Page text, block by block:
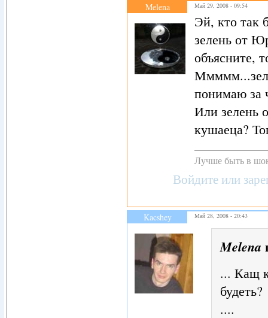
Melena Май 29, 2008 - 09:54
Эй, кто так
зелень от
объясните,
понимаю за
Или зелень
кушаеца?
Лучше быть в
Войдите или
Kacshey Май 28, 2008 - 20:43
Melena
... Кащ
будеть?
....